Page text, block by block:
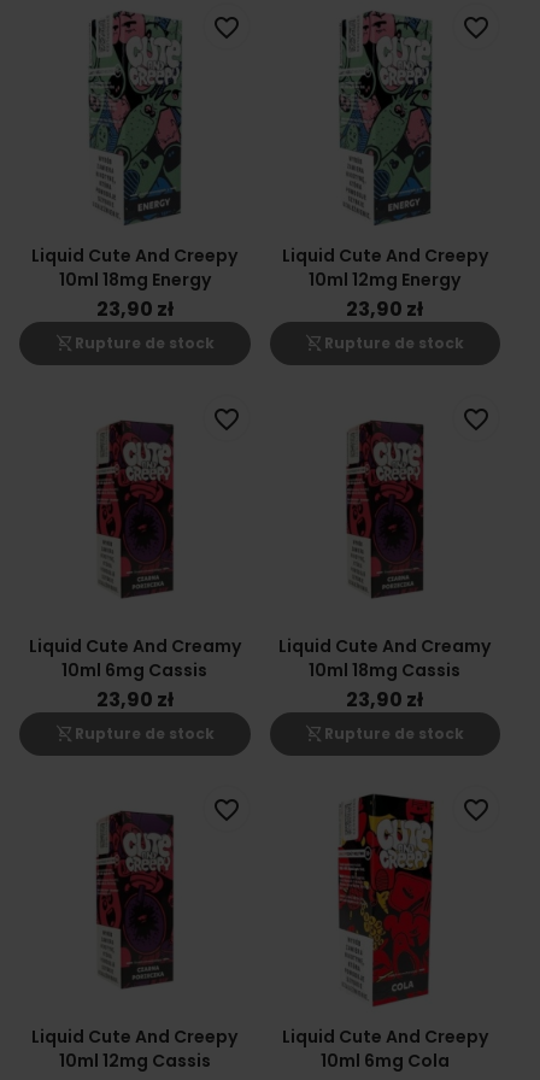
Liquid Cute And Creepy
10ml 18mg Energy
23,90 zł
shopping_cart_off Rupture de stock
favorite_border
Liquid Cute And Creepy
10ml 12mg Energy
23,90 zł
shopping_cart_off Rupture de stock
favorite_border
Liquid Cute And Creamy
10ml 6mg Cassis
23,90 zł
shopping_cart_off Rupture de stock
favorite_border
Liquid Cute And Creamy
10ml 18mg Cassis
23,90 zł
shopping_cart_off Rupture de stock
favorite_border
Liquid Cute And Creepy
10ml 12mg Cassis
favorite_border
Liquid Cute And Creepy
10ml 6mg Cola
favorite_border